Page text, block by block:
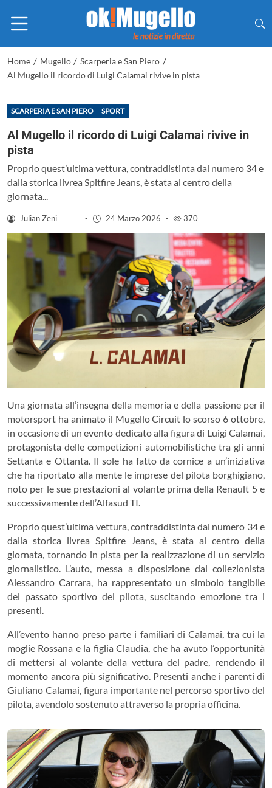
Home / Mugello / Scarperia e San Piero /
Al Mugello il ricordo di Luigi Calamai rivive in pista
SCARPERIA E SAN PIERO SPORT
Al Mugello il ricordo di Luigi Calamai rivive in
pista
Proprio quest’ultima vettura, contraddistinta dal numero 34 e
dalla storica livrea Spitfire Jeans, è stata al centro della
giornata...
Julian Zeni - 24 Marzo 2026 - 370
Una giornata all’insegna della memoria e della passione per il
motorsport ha animato il Mugello Circuit lo scorso 6 ottobre,
in occasione di un evento dedicato alla figura di Luigi Calamai,
protagonista delle competizioni automobilistiche tra gli anni
Settanta e Ottanta. Il sole ha fatto da cornice a un’iniziativa
che ha riportato alla mente le imprese del pilota borghigiano,
noto per le sue prestazioni al volante prima della Renault 5 e
successivamente dell’Alfasud TI.
Proprio quest’ultima vettura, contraddistinta dal numero 34 e
dalla storica livrea Spitfire Jeans, è stata al centro della
giornata, tornando in pista per la realizzazione di un servizio
giornalistico. L’auto, messa a disposizione dal collezionista
Alessandro Carrara, ha rappresentato un simbolo tangibile
del passato sportivo del pilota, suscitando emozione tra i
presenti.
All’evento hanno preso parte i familiari di Calamai, tra cui la
moglie Rossana e la figlia Claudia, che ha avuto l’opportunità
di mettersi al volante della vettura del padre, rendendo il
momento ancora più significativo. Presenti anche i parenti di
Giuliano Calamai, figura importante nel percorso sportivo del
pilota, avendolo sostenuto attraverso la propria officina.